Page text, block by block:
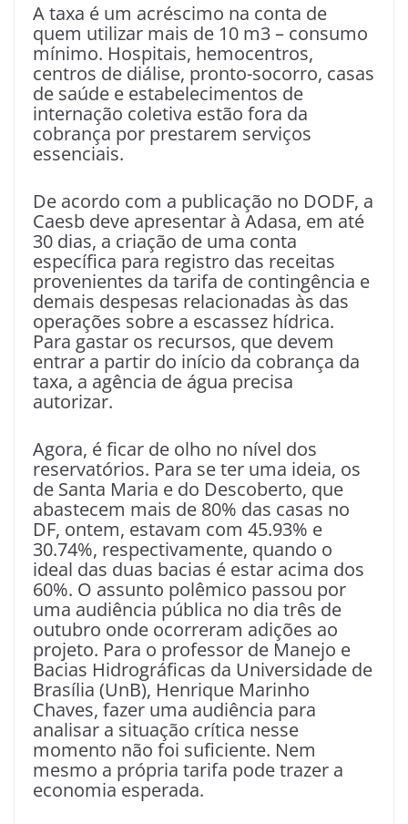
A taxa é um acréscimo na conta de
quem utilizar mais de 10 m3 – consumo
mínimo. Hospitais, hemocentros,
centros de diálise, pronto-socorro, casas
de saúde e estabelecimentos de
internação coletiva estão fora da
cobrança por prestarem serviços
essenciais.
De acordo com a publicação no DODF, a
Caesb deve apresentar à Adasa, em até
30 dias, a criação de uma conta
específica para registro das receitas
provenientes da tarifa de contingência e
demais despesas relacionadas às das
operações sobre a escassez hídrica.
Para gastar os recursos, que devem
entrar a partir do início da cobrança da
taxa, a agência de água precisa
autorizar.
Agora, é ficar de olho no nível dos
reservatórios. Para se ter uma ideia, os
de Santa Maria e do Descoberto, que
abastecem mais de 80% das casas no
DF, ontem, estavam com 45.93% e
30.74%, respectivamente, quando o
ideal das duas bacias é estar acima dos
60%. O assunto polêmico passou por
uma audiência pública no dia três de
outubro onde ocorreram adições ao
projeto. Para o professor de Manejo e
Bacias Hidrográficas da Universidade de
Brasília (UnB), Henrique Marinho
Chaves, fazer uma audiência para
analisar a situação crítica nesse
momento não foi suficiente. Nem
mesmo a própria tarifa pode trazer a
economia esperada.